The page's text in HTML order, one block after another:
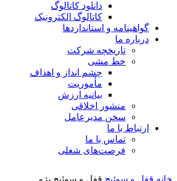
دانلود کاتالوگ
کاتالوگ الکترونیک
گواهینامه و استانداردها
درباره ما
تاریخچه شرکت
خط مشی
چشم انداز و اهداف
مأموریت
بیانیه ارزش
منشور اخلاقی
سخن مدیرعامل
ارتباط با ما
تماس با ما
فرصت‌های شغلی
خانه قفل و سوئیج قفل و سوئیج پژو